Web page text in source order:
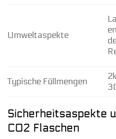
Umweltaspekte
Typische Füllmengen
Sicherheitsaspekte
CO2 Flaschen